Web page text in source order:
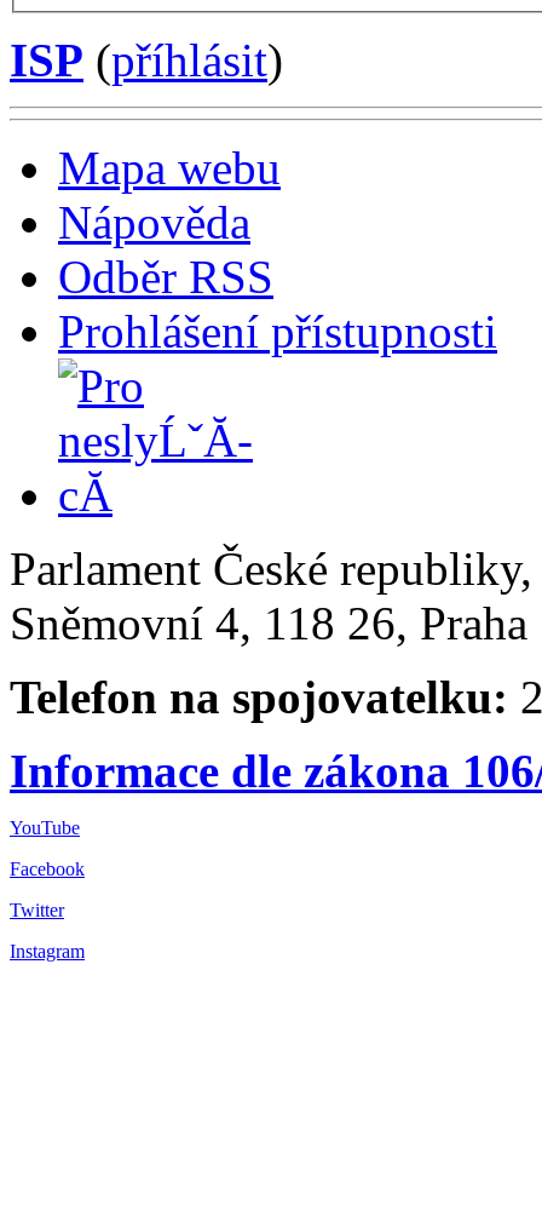
ISP (příhlásit)
Mapa webu
Nápověda
Odběr RSS
Prohlášení přístupnosti
Parlament České
Sněmovní 4, 118 26,
Telefon na spojovatelku:
Informace dle zákona
YouTube
Facebook
Twitter
Instagram